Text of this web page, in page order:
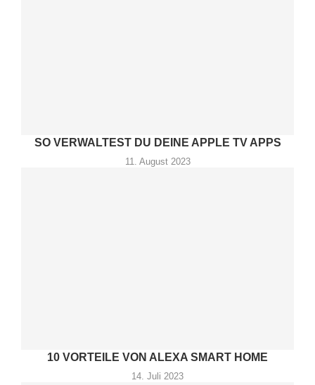
SO VERWALTEST DU DEINE APPLE TV APPS
11. August 2023
10 VORTEILE VON ALEXA SMART HOME
14. Juli 2023